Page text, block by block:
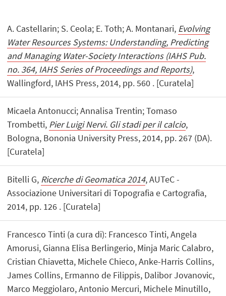
A. Castellarin; S. Ceola; E. Toth; A. Montanari, Evolving
Water Resources Systems: Understanding, Predicting
and Managing Water-Society Interactions (IAHS Pub.
no. 364, IAHS Series of Proceedings and Reports),
Wallingford, IAHS Press, 2014, pp. 560 . [Curatela]
Micaela Antonucci; Annalisa Trentin; Tomaso
Trombetti, Pier Luigi Nervi. Gli stadi per il calcio,
Bologna, Bononia University Press, 2014, pp. 267 (DA).
[Curatela]
Bitelli G, Ricerche di Geomatica 2014, AUTeC -
Associazione Universitari di Topografia e Cartografia,
2014, pp. 126 . [Curatela]
Francesco Tinti (a cura di): Francesco Tinti, Angela
Amorusi, Gianna Elisa Berlingerio, Minja Maric Calabro,
Cristian Chiavetta, Michele Chieco, Anke-Harris Collins,
James Collins, Ermanno de Filippis, Dalibor Jovanovic,
Marco Meggiolaro, Antonio Mercuri, Michele Minutillo,